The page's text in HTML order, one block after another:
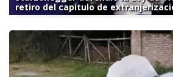
retiro del capítulo de